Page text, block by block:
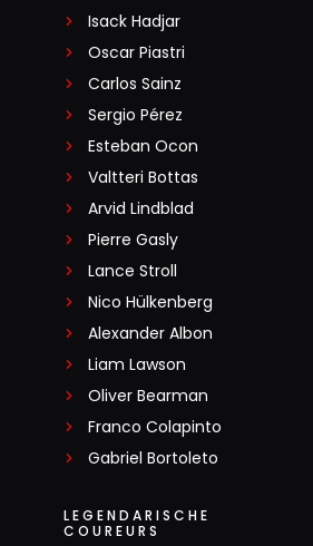
Isack Hadjar
Oscar Piastri
Carlos Sainz
Sergio Pérez
Esteban Ocon
Valtteri Bottas
Arvid Lindblad
Pierre Gasly
Lance Stroll
Nico Hülkenberg
Alexander Albon
Liam Lawson
Oliver Bearman
Franco Colapinto
Gabriel Bortoleto
LEGENDARISCHE
COUREURS